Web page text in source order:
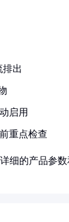
排出
启用
重点检查
细的产品参